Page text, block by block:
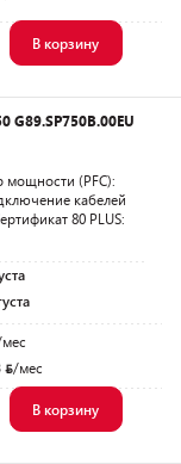
В корзину
G89.SP750B.00EU
мощности (PFC):
кабелей
80 PLUS:
/мес
В корзину